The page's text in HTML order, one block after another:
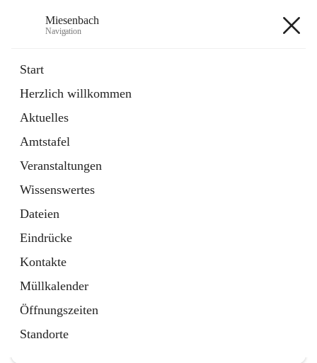
Miesenbach
Navigation
Start
Herzlich willkommen
Aktuelles
Amtstafel
Veranstaltungen
Wissenswertes
Dateien
Eindrücke
Kontakte
Müllkalender
Öffnungszeiten
Standorte
Externe Webseite
in
Tab
Region Schneebergland
Externe Webseite
öffnet
in
neuem
Tab